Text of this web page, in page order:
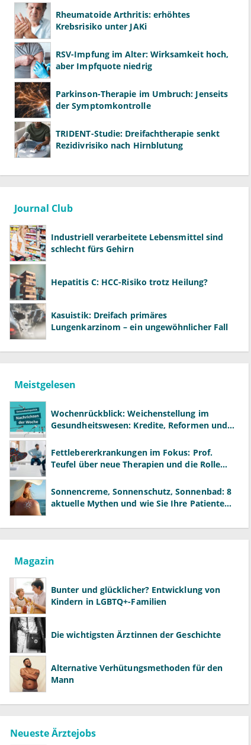
Rheumatoide Arthritis: erhöhtes
Krebsrisiko unter JAKi
RSV-Impfung im Alter: Wirksamkeit hoch,
aber Impfquote niedrig
Parkinson-Therapie im Umbruch: Jenseits
der Symptomkontrolle
TRIDENT-Studie: Dreifachtherapie senkt
Rezidivrisiko nach Hirnblutung
Journal Club
Industriell verarbeitete Lebensmittel sind
schlecht fürs Gehirn
Hepatitis C: HCC-Risiko trotz Heilung?
Kasuistik: Dreifach primäres
Lungenkarzinom – ein ungewöhnlicher Fall
Meistgelesen
Wochenrückblick: Weichenstellung im
Gesundheitswesen: Kredite, Reformen und
Fettlebererkrankungen im Fokus: Prof.
Teufel über neue Therapien und die Rolle
Sonnencreme, Sonnenschutz, Sonnenbad: 8
aktuelle Mythen und wie Sie Ihre Patienten
Magazin
Bunter und glücklicher? Entwicklung von
Kindern in LGBTQ+-Familien
Die wichtigsten Ärztinnen der Geschichte
Alternative Verhütungsmethoden für den
Mann
Neueste Ärztejobs